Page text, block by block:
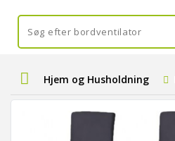
Hjem og Husholdning